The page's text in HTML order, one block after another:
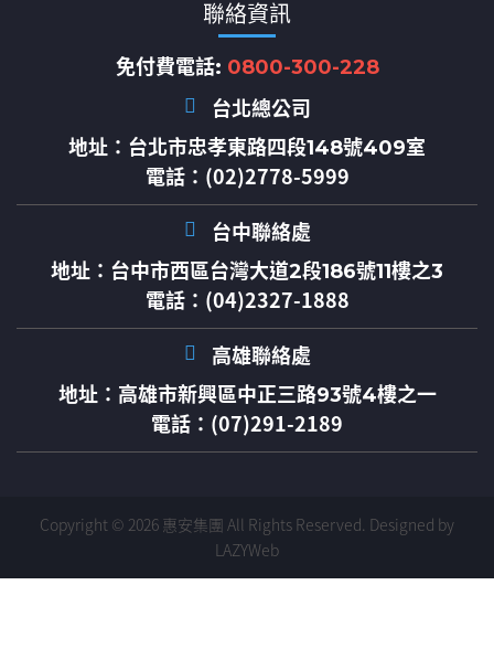
聯絡資訊
免付費電話: 0800-300-228
台北總公司
地址： 台北市忠孝東路四段148號409室
電話：(02)2778-5999
台中聯絡處
地址： 台中市西區台灣大道2段186號11樓之3
電話：(04)2327-1888
高雄聯絡處
地址： 高雄市新興區中正三路93號4樓之一
電話：(07)291-2189
Copyright © 2026 惠安集團 All Rights Reserved. Designed by
LAZYWeb